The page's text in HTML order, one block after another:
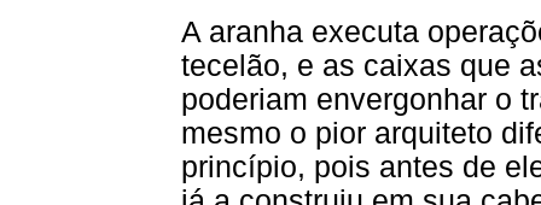
A aranha executa
tecelão, e as caixas que
poderiam envergonhar o
mesmo o pior arquiteto
princípio, pois antes de